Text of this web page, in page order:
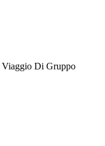
Viaggio Di Gruppo